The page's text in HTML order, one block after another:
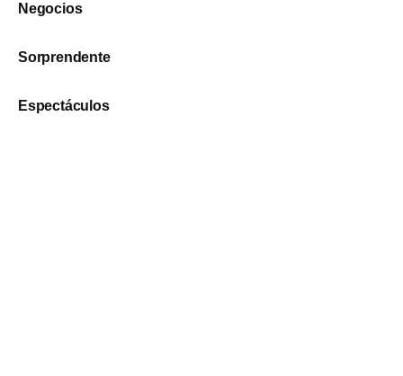
Negocios
Sorprendente
Espectáculos